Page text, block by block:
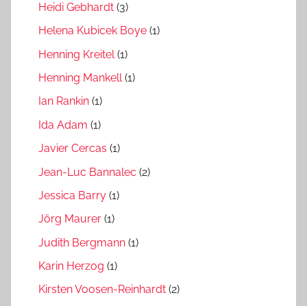
Heidi Gebhardt (3)
Helena Kubicek Boye (1)
Henning Kreitel (1)
Henning Mankell(1)
Ian Rankin (1)
Ida Adam (1)
Javier Cercas (1)
Jean-Luc Bannalec (2)
Jessica Barry (1)
Jörg Maurer (1)
Judith Bergmann (1)
Karin Herzog (1)
Kirsten Voosen-Reinhardt (2)